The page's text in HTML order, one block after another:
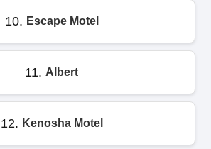
10. Escape Motel
11. Albert
12. Kenosha Motel